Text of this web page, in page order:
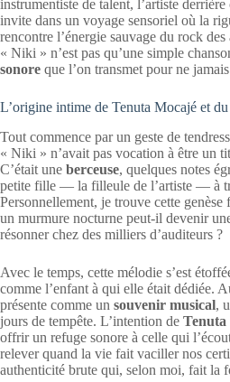
instrumentiste de talent, l’artiste
invite dans un voyage sensoriel où la
rencontre l’énergie sauvage du rock
« Niki » n’est pas qu’une simple
sonore que l’on transmet pour ne
L’origine intime de Tenuta Mocajé et
Tout commence par un geste de
« Niki » n’avait pas vocation à être un
C’était une berceuse, quelques notes
petite fille — la filleule de l’artiste — à
Personnellement, je trouve cette genèse
un murmure nocturne peut-il devenir
résonner chez des milliers d’auditeurs ?
Avec le temps, cette mélodie s’est
comme l’enfant à qui elle était dédiée.
présente comme un souvenir musical,
jours de tempête. L’intention de Tenuta
offrir un refuge sonore à celle qui
relever quand la vie fait vaciller nos
authenticité brute qui, selon moi, fait la